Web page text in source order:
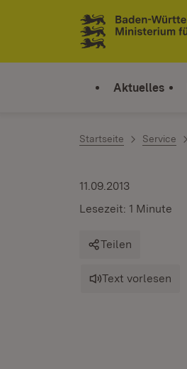
Zum Inhalt springen
Link zur Startseite
Aktuelles
Startseite Service
11.09.2013
Lesezeit: 1 Minute
Teilen
Text vorlesen